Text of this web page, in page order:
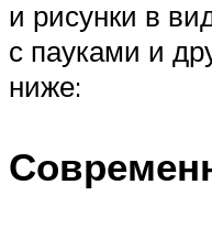
и рисунки в
с пауками и
ниже: